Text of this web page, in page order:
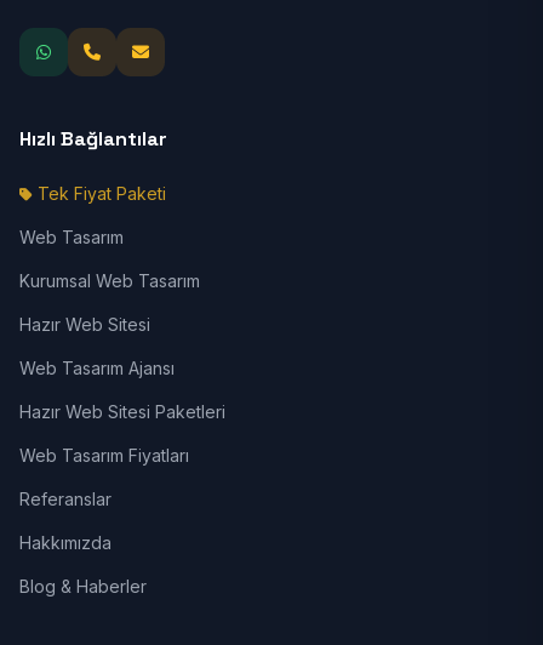
Hızlı Bağlantılar
Tek Fiyat Paketi
Web Tasarım
Kurumsal Web Tasarım
Hazır Web Sitesi
Web Tasarım Ajansı
Hazır Web Sitesi Paketleri
Web Tasarım Fiyatları
Referanslar
Hakkımızda
Blog & Haberler